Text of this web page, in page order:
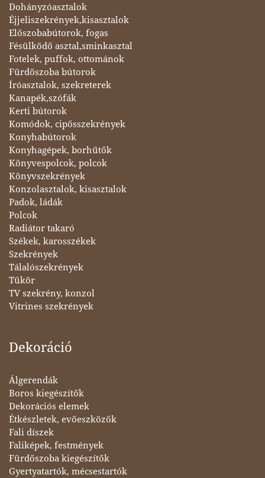
Dohányzóasztalok
Éjjeliszekrények,kisasztalok
Előszobabútorok, fogas
Fésülködő asztal,sminkasztal
Fotelek, puffok, ottománok
Fürdőszoba bútorok
Íróasztalok, szekreterek
Kanapék,szófák
Kerti bútorok
Komódok, cipősszekrények
Konyhabútorok
Konyhagépek, borhűtők
Könyvespolcok, polcok
Könyvszekrények
Konzolasztalok, kisasztalok
Padok, ládák
Polcok
Radiátor takaró
Székek, karosszékek
Szekrények
Tálalószekrények
Tükör
TV szekrény, konzol
Vitrines szekrények
Dekoráció
Álgerendák
Boros kiegészítők
Dekorációs elemek
Étkészletek, evőeszközök
Fali díszek
Faliképek, festmények
Fürdőszoba kiegészítők
Gyertyatartók, mécsestartók